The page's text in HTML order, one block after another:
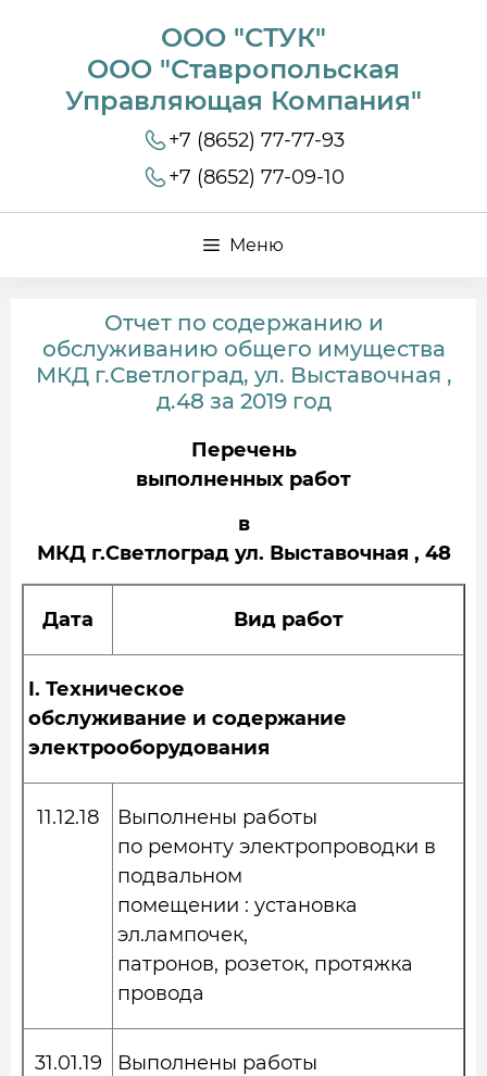
ООО "СТУК"
ООО "Ставропольская
Управляющая Компания"
+7 (8652) 77-77-93
+7 (8652) 77-09-10
Меню
Отчет по содержанию и
обслуживанию общего имущества
МКД г.Светлоград, ул. Выставочная ,
д.48 за 2019 год
Перечень
выполненных работ
в
МКД г.Светлоград ул. Выставочная , 48
Дата Вид работ
I. Техническое
обслуживание и содержание
электрооборудования
11.12.18
Выполнены работы
по ремонту электропроводки в
подвальном
помещении : установка
эл.лампочек,
патронов, розеток, протяжка
провода
31.01.19
Выполнены работы